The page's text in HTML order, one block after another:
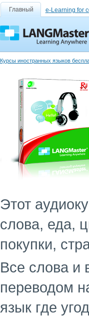
Главный e-Learning for
Курсы иностранных языков
Этот
слова, еда,
покупки,
Все слова и
переводом
язык где